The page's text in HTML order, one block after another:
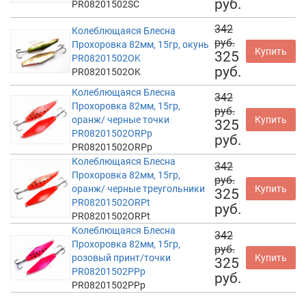
PR08201502SC руб.
Колеблющаяся Блесна
Прохоровка 82мм, 15гр, окунь
PR08201502OK
PR08201502OK
342
руб.
325
руб.
Купить
Колеблющаяся Блесна
Прохоровка 82мм, 15гр,
оранж/ черные точки
PR08201502ORPp
PR08201502ORPp
342
руб.
325
руб.
Купить
Колеблющаяся Блесна
Прохоровка 82мм, 15гр,
оранж/ черные треугольники
PR08201502ORPt
PR08201502ORPt
342
руб.
325
руб.
Купить
Колеблющаяся Блесна
Прохоровка 82мм, 15гр,
розовый принт/точки
PR08201502PPp
PR08201502PPp
342
руб.
325
руб.
Купить